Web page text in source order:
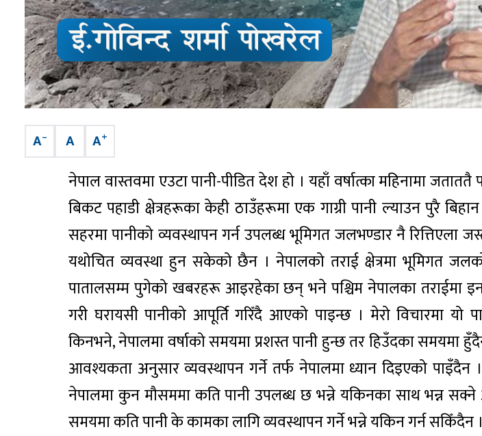
A– A A+
नेपाल वास्तवमा एउटा पानी-पीडित देश हो । यहाँ वर्षात्का महिनामा
बिकट पहाडी क्षेत्रहरूका केही ठाउँहरूमा एक गाग्री पानी ल्याउन पुरै
सहरमा पानीको व्यवस्थापन गर्न उपलब्ध भूमिगत जलभण्डार नै रित्तिएला
यथोचित व्यवस्था हुन सकेको छैन । नेपालको तराई क्षेत्रमा भूमिगत
पातालसम्म पुगेको खबरहरू आइरहेका छन् भने पश्चिम नेपालका तराईमा
गरी घरायसी पानीको आपूर्ति गरिँदै आएको पाइन्छ । मेरो विचारमा यो
किनभने, नेपालमा वर्षाको समयमा प्रशस्त पानी हुन्छ तर हिउँदका समयमा
आवश्यकता अनुसार व्यवस्थापन गर्ने तर्फ नेपालमा ध्यान दिइएको पाइँदैन
नेपालमा कुन मौसममा कति पानी उपलब्ध छ भन्ने यकिनका साथ भन्न सक्ने
समयमा कति पानी के कामका लागि व्यवस्थापन गर्ने भन्ने यकिन गर्न सकिँदैन ।